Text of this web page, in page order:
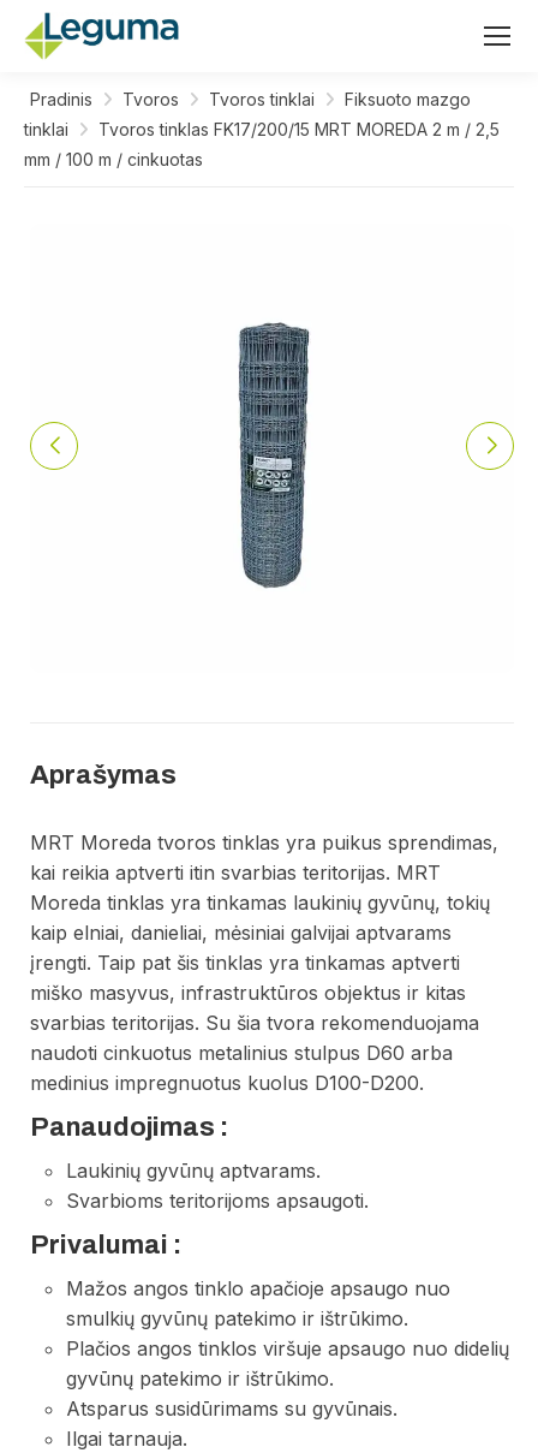
Pradinis Tvoros Tvoros tinklai
Fiksuoto mazgo
tinklai
Tvoros tinklas FK17/200/15 MRT MOREDA 2 m / 2,5
mm / 100 m / cinkuotas
Aprašymas
MRT Moreda tvoros tinklas yra puikus sprendimas,
kai reikia aptverti itin svarbias teritorijas. MRT
Moreda tinklas yra tinkamas laukinių gyvūnų, tokių
kaip elniai, danieliai, mėsiniai galvijai aptvarams
įrengti. Taip pat šis tinklas yra tinkamas aptverti
miško masyvus, infrastruktūros objektus ir kitas
svarbias teritorijas. Su šia tvora rekomenduojama
naudoti cinkuotus metalinius stulpus D60 arba
medinius impregnuotus kuolus D100-D200.
Panaudojimas :
Laukinių gyvūnų aptvarams.
Svarbioms teritorijoms apsaugoti.
Privalumai :
Mažos angos tinklo apačioje apsaugo nuo
smulkių gyvūnų patekimo ir ištrūkimo.
Plačios angos tinklos viršuje apsaugo nuo didelių
gyvūnų patekimo ir ištrūkimo.
Atsparus susidūrimams su gyvūnais.
Ilgai tarnauja.